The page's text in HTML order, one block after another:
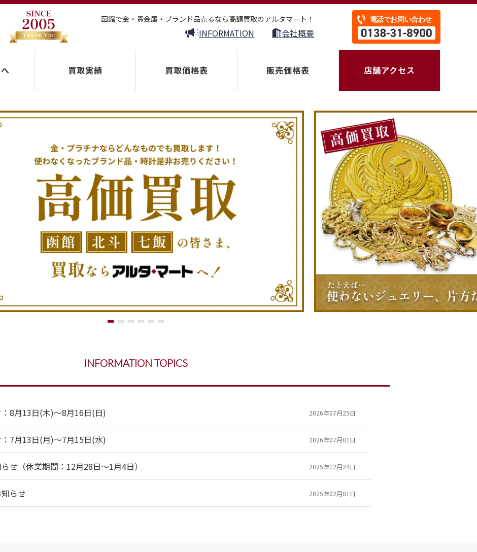
函館で金・貴金属・ブランド品売るなら高額買取のアルタマート！
INFORMATION 会社概要
買取実績 買取価格表 販売価格表 店舗アクセス
INFORMATION TOPICS
8月13日(木)～8月16日(日) 2026年07月25日
7月13日(月)～7月15日(水) 2026年07月01日
せ（休業期間：12月28日～1月4日） 2025年12月24日
らせ 2025年02月01日